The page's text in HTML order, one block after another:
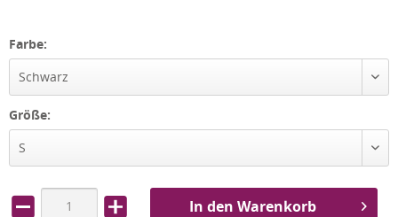
Farbe:
Schwarz
Größe:
S
In den Warenkorb